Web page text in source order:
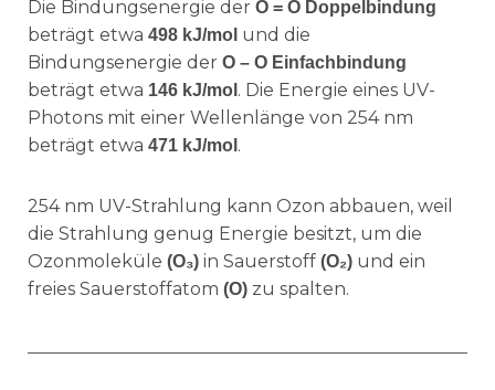
Die Bindungsenergie der O = O Doppelbindung
beträgt etwa 498 kJ/mol und die
Bindungsenergie der O – O Einfachbindung
beträgt etwa 146 kJ/mol . Die Energie eines UV-
Photons mit einer Wellenlänge von 254 nm
beträgt etwa 471 kJ/mol .
254 nm UV-Strahlung kann Ozon abbauen, weil
die Strahlung genug Energie besitzt, um die
Ozonmoleküle (O₃) in Sauerstoff (O₂) und ein
freies Sauerstoffatom (O) zu spalten.